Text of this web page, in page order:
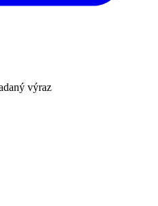
výraz